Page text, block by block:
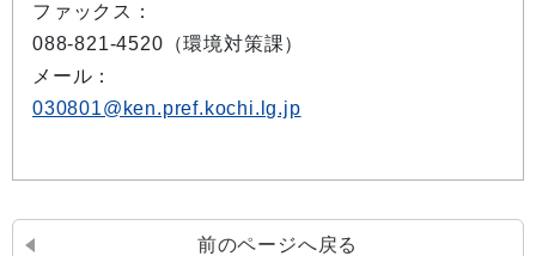
ファックス：
088-821-4520（環境対策課）
メール：
030801@ken.pref.kochi.lg.jp
前のページへ戻る